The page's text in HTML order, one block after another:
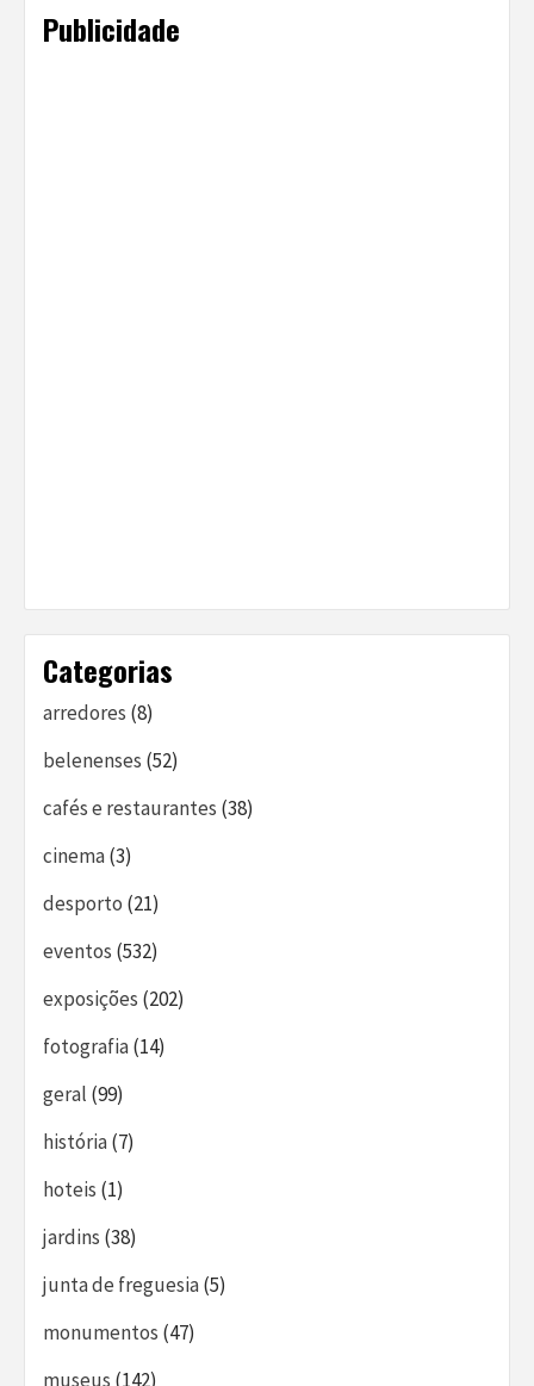
Publicidade
Categorias
arredores (8)
belenenses (52)
cafés e restaurantes (38)
cinema(3)
desporto (21)
eventos (532)
exposições (202)
fotografia(14)
geral (99)
história(7)
hoteis (1)
jardins (38)
junta de freguesia(5)
monumentos (47)
museus (142)